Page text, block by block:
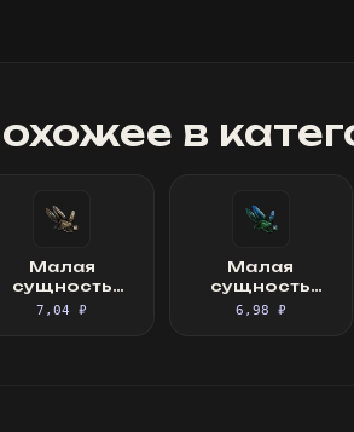
в
Малая
сущность
искания
7,04 ₽
Малая
сущность
живости
6,98 ₽